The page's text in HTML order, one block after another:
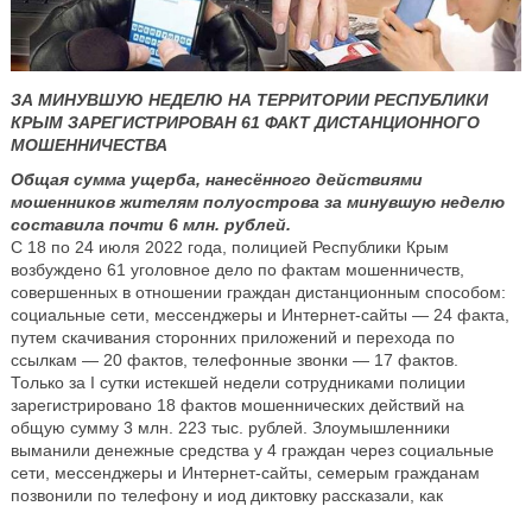
ЗА МИНУВШУЮ НЕДЕЛЮ НА ТЕРРИТОРИИ РЕСПУБЛИКИ
КРЫМ ЗАРЕГИСТРИРОВАН 61 ФАКТ ДИСТАНЦИОННОГО
МОШЕННИЧЕСТВА
Общая сумма ущерба, нанесённого действиями
мошенников жителям полуострова за минувшую неделю
составила почти 6 млн. рублей.
С 18 по 24 июля 2022 года, полицией Республики Крым
возбуждено 61 уголовное дело по фактам мошенничеств,
совершенных в отношении граждан дистанционным способом:
социальные сети, мессенджеры и Интернет-сайты — 24 факта,
путем скачивания сторонних приложений и перехода по
ссылкам — 20 фактов, телефонные звонки — 17 фактов.
Только за I сутки истекшей недели сотрудниками полиции
зарегистрировано 18 фактов мошеннических действий на
общую сумму 3 млн. 223 тыс. рублей. Злоумышленники
выманили денежные средства у 4 граждан через социальные
сети, мессенджеры и Интернет-сайты, семерым гражданам
позвонили по телефону и иод диктовку рассказали, как